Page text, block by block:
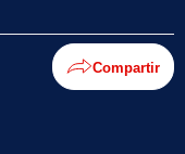
Compartir